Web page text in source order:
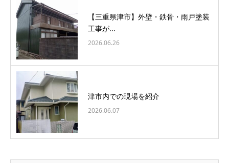
【三重県津市】外壁・鉄骨・雨戸塗装
工事が...
2026.06.26
津市内での現場を紹介
2026.06.07